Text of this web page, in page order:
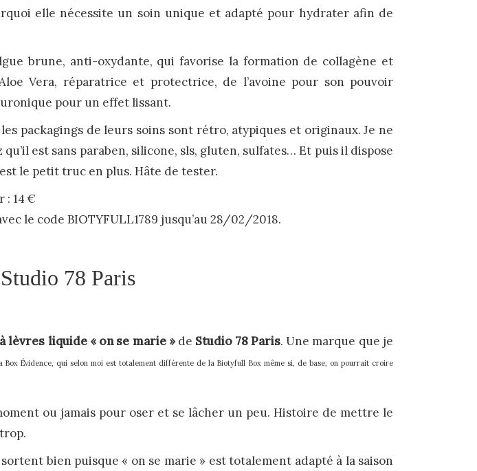
elle nécessite un soin unique et adapté pour hydrater afin de
brune, anti-oxydante, qui favorise la formation de collagène et
Vera, réparatrice et protectrice, de l’avoine pour son pouvoir
pour un effet lissant.
packagings de leurs soins sont rétro, atypiques et originaux. Je ne
est sans paraben, silicone, sls, gluten, sulfates… Et puis il dispose
le petit truc en plus. Hâte de tester.
: 14 €
le code BIOTYFULL1789 jusqu’au 28/02/2018.
78 Paris
lèvres liquide « on se marie »de Studio 78 Paris. Une marque que je
Box Évidence, qui selon moi est totalement différente de la Biotyfull Box même si, de base, on pourrait croire
ou jamais pour oser et se lâcher un peu. Histoire de mettre le
bien puisque « on se marie » est totalement adapté à la saison